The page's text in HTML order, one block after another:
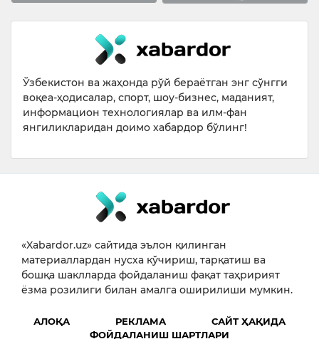
Ўзбекистон ва жаҳонда рўй бераётган энг сўнгги
воқеа-ҳодисалар, спорт, шоу-бизнес, маданият,
информацион технологиялар ва илм-фан
янгиликларидан доимо хабардор бўлинг!
«Xabardor.uz» сайтида эълон қилинган
материаллардан нусха кўчириш, тарқатиш ва
бошқа шаклларда фойдаланиш фақат таҳририят
ёзма розилиги билан амалга оширилиши мумкин.
АЛОҚА РЕКЛАМА
САЙТ ҲАҚИДА
ФОЙДАЛАНИШ ШАРТЛАРИ